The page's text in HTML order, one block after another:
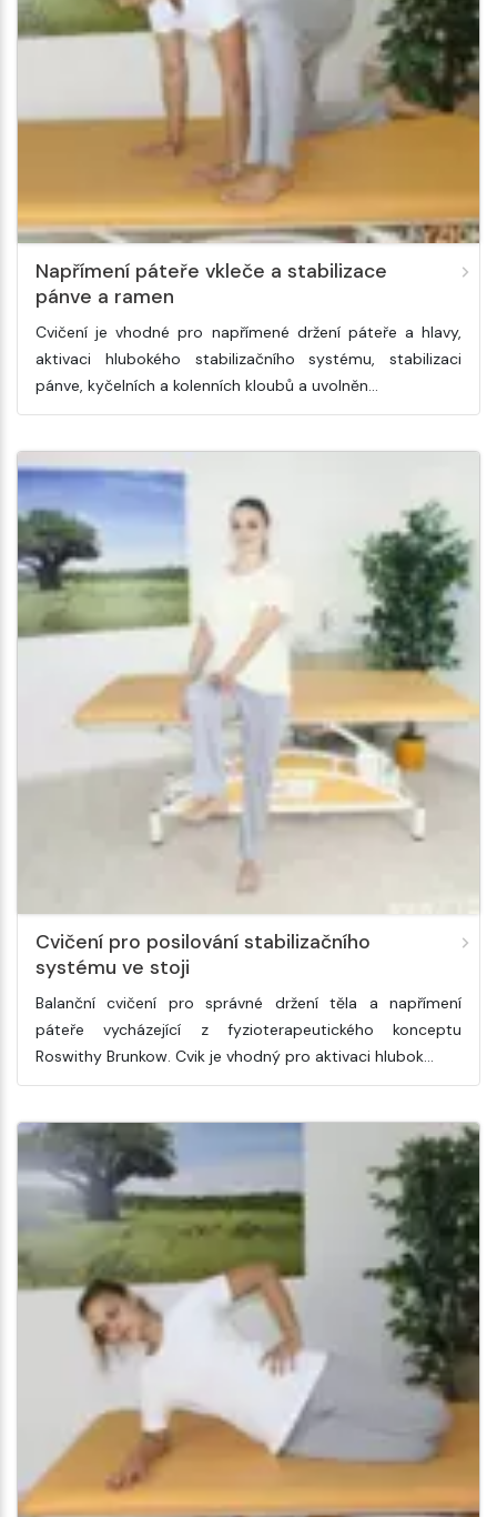
Napřímení páteře vkleče a stabilizace
pánve a ramen
Cvičení je vhodné pro napřímené držení páteře a hlavy,
aktivaci hlubokého stabilizačního systému, stabilizaci
pánve, kyčelních a kolenních kloubů a uvolněn…
Cvičení pro posilování stabilizačního
systému ve stoji
Balanční cvičení pro správné držení těla a napřímení
páteře vycházející z fyzioterapeutického konceptu
Roswithy Brunkow. Cvik je vhodný pro aktivaci hlubok…